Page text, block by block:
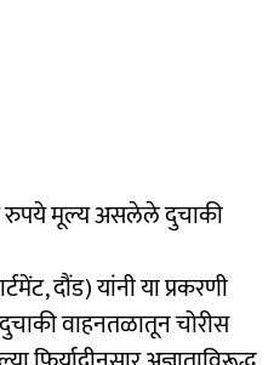
रुपये मूल्य असलेले दुचाकी
दौंड) यांनी या प्रकरणी
वाहनतळातून चोरीस